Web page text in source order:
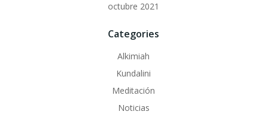
octubre 2021
Categories
Alkimiah
Kundalini
Meditación
Noticias